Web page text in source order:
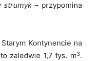
strumyk – przypomina
Kontynencie na
zaledwie 1,7 tys. m3.